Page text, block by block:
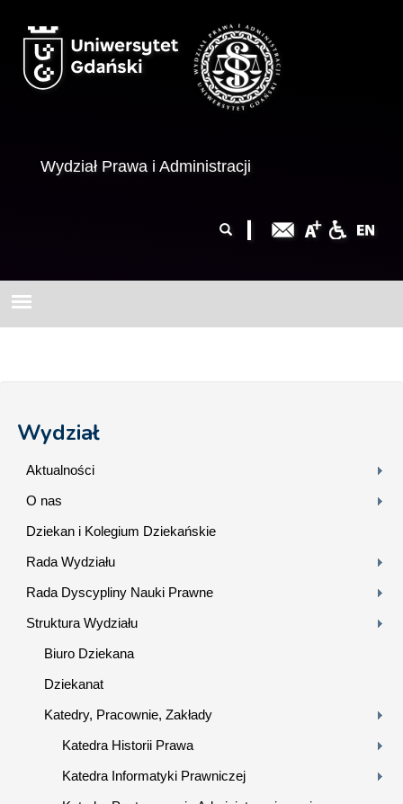
Wydział Prawa i Administracji
wyszukiwania
Wydział
Aktualności
O nas
Dziekan i Kolegium Dziekańskie
Rada Wydziału
Rada Dyscypliny Nauki Prawne
Struktura Wydziału
Biuro Dziekana
Dziekanat
Katedry, Pracownie, Zakłady
Katedra Historii Prawa
Katedra Informatyki Prawniczej